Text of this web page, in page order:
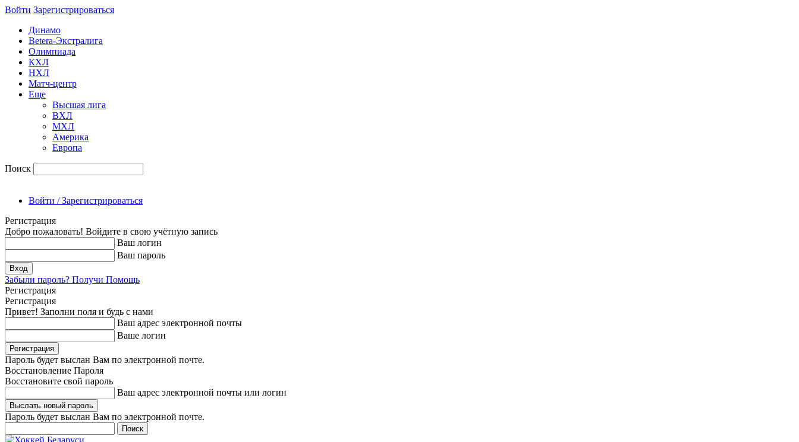
Войти Зарегиcтрироваться
Динамо
Betera-Экстралига
Олимпиада
КХЛ
НХЛ
Матч-центр
Еще
Высшая лига
ВХЛ
МХЛ
Америка
Европа
Поиск
Войти / Зарегистрироваться
Регистрация
Добро пожаловать! Войдите в свою учётную запись
Ваш логин
Ваш пароль
Забыли пароль? Получи Помощь
Регистрация
Регистрация
Привет! Заполни поля и будь с нами
Ваш адрес электронной почты
Ваше логин
Пароль будет выслан Вам по электронной почте.
Восстановление Пароля
Восстановите свой пароль
Ваш адрес электронной почты или логин
Пароль будет выслан Вам по электронной почте.